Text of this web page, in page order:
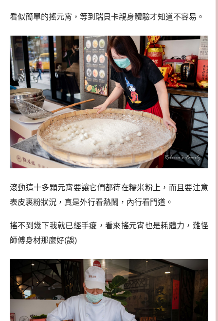
看似簡單的搖元宵，等到瑞貝卡親身體驗才知道不容易。
滾動這十多顆元宵要讓它們都待在糯米粉上，而且要注意
表皮裹粉狀況，真是外行看熱鬧，內行看門道。
搖不到幾下我就已經手痠，看來搖元宵也是耗體力，難怪
師傅身材那麼好(誤)